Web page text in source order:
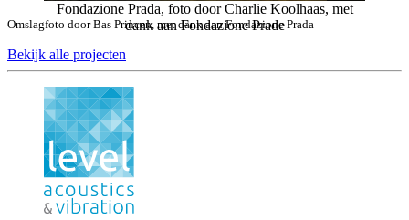
Fondazione Prada, foto door Charlie Koolhaas, met
dank aan Fondazione Prade
Omslagfoto door Bas Princen, met dank aan Fondazione Prada
Bekijk alle projecten